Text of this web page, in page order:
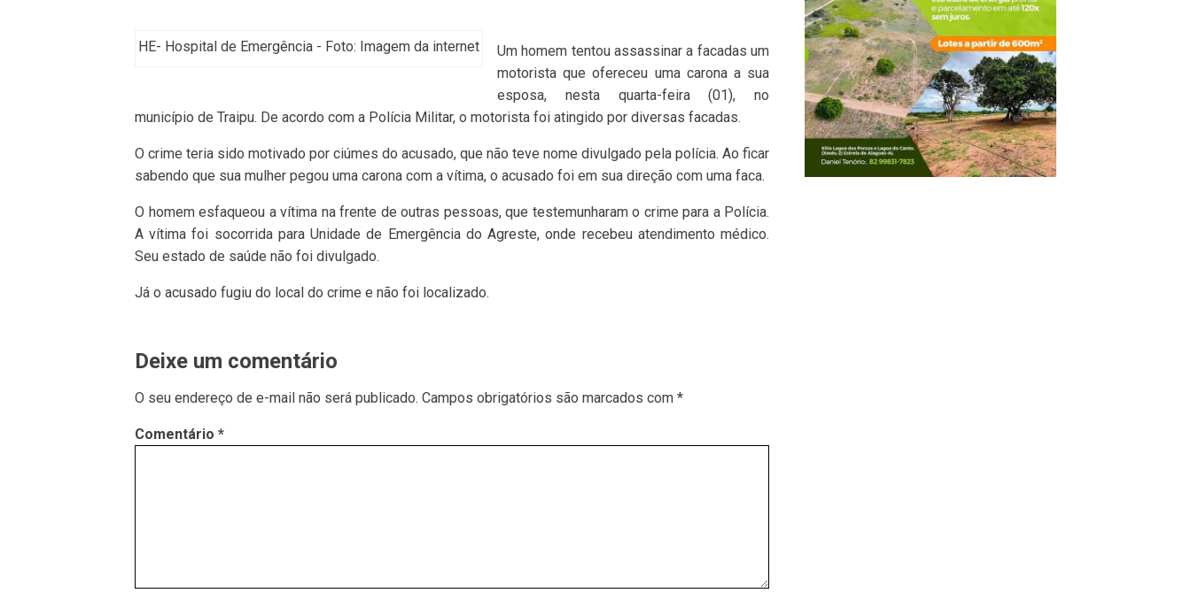
HE- Hospital de Emergência - Foto: Imagem da internet
Um homem tentou assassinar a facadas um
motorista que ofereceu uma carona a sua
esposa, nesta quarta-feira (01), no
município de Traipu. De acordo com a Polícia Militar, o motorista foi atingido por diversas facadas.
O crime teria sido motivado por ciúmes do acusado, que não teve nome divulgado pela polícia. Ao ficar
sabendo que sua mulher pegou uma carona com a vítima, o acusado foi em sua direção com uma faca.
O homem esfaqueou a vítima na frente de outras pessoas, que testemunharam o crime para a Polícia.
A vítima foi socorrida para Unidade de Emergência do Agreste, onde recebeu atendimento médico.
Seu estado de saúde não foi divulgado.
Já o acusado fugiu do local do crime e não foi localizado.
Deixe um comentário
O seu endereço de e-mail não será publicado. Campos obrigatórios são marcados com *
Comentário *